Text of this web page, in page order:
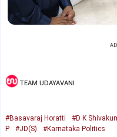
TEAM UDAYAVANI
#Basavaraj Horatti #D K
P
#JD(S) #Karnataka Politics